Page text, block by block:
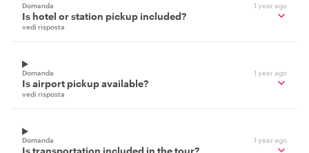
Domanda 1 year ago
Is hotel or station pickup included?
vedi risposta
Domanda 1 year ago
Is airport pickup available?
vedi risposta
Domanda 1 year ago
Is transportation included in the tour?